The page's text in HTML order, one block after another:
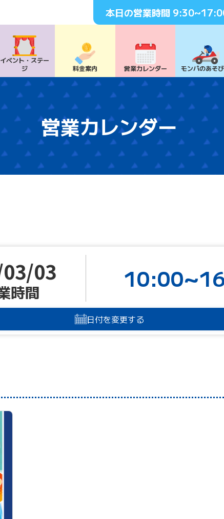
本日の営業時間
イベント・ ステー
ジ
料⾦案内 営業カレンダー モンパのあそ
営業カレンダー
03
時間
日付を変更する